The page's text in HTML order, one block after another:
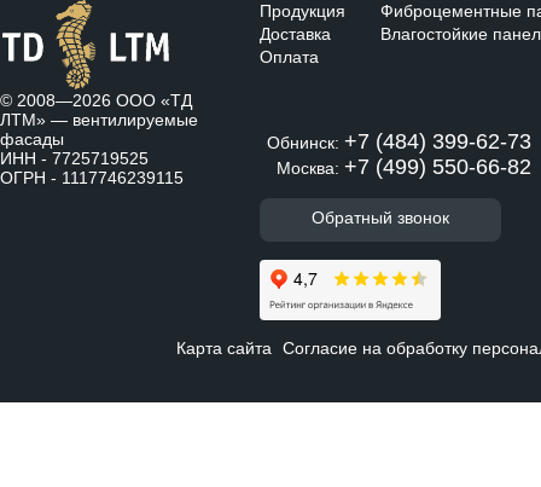
© 2008—2026 ООО «ТД
ЛТМ» — вентилируемые
фасады
ИНН - 7725719525
ОГРН - 1117746239115
Продукция
Доставка
Оплата
Фиброцементные
Влагостойкие
Обнинск: +7 (484) 399-62-73
Москва: +7 (499) 550-66-82
Обратный звонок
Карта сайта Согласие на обработку